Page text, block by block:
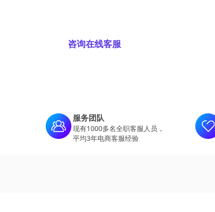
咨询在线客服
服务团队
现有1000多名全职客服人员，
平均3年电商客服经验